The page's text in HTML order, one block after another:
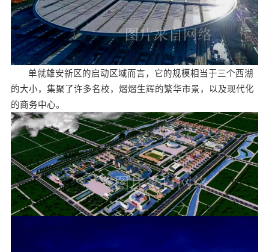
单就雄安新区的启动区域而言，它的规模相当于三个西湖
的大小，集聚了许多名校，熠熠生辉的繁华市景，以及现代化
的商务中心。